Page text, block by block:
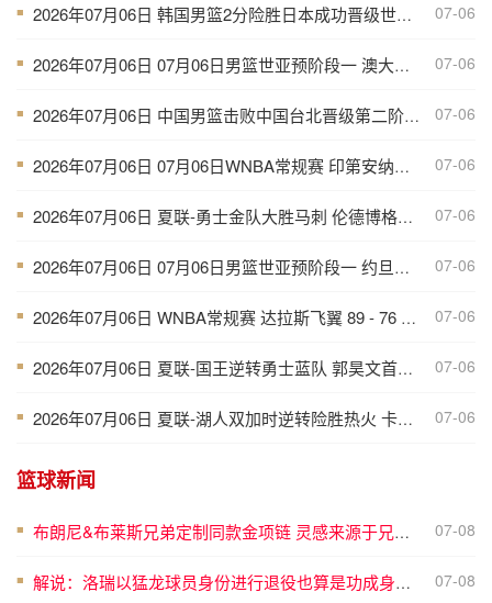
■ 2026年07月06日 韩国男篮2分险胜日本成功晋级世亚预第二阶段 中国台北淘汰 07-06
■ 2026年07月06日 07月06日男篮世亚预阶段一 澳大利亚男篮 92 - 49 菲律宾男篮 全场集锦 07-06
■ 2026年07月06日 中国男篮击败中国台北晋级第二阶段 赵继伟17+6 杨瀚森10+5 07-06
■ 2026年07月06日 07月06日WNBA常规赛 印第安纳狂热84-68拉斯维加斯王牌 全场集锦 07-06
■ 2026年07月06日 夏联-勇士金队大胜马刺 伦德博格11分8板2帽 李贤重11分 07-06
■ 2026年07月06日 07月06日男篮世亚预阶段一 约旦男篮106-67伊拉克男篮 全场集锦 07-06
■ 2026年07月06日 WNBA常规赛 达拉斯飞翼 89 - 76 多伦多节奏 全场集锦 07-06
■ 2026年07月06日 夏联-国王逆转勇士蓝队 郭昊文首秀9分钟4分3助 夏普18分 07-06
■ 2026年07月06日 夏联-湖人双加时逆转险胜热火 卡尔26+8 沃特森补篮绝杀 07-06
篮球新闻
■ 布朗尼&布莱斯兄弟定制同款金项链 灵感来源于兄弟之情 07-08
■ 解说：洛瑞以猛龙球员身份进行退役也算是功成身退、落叶归根了 07-08